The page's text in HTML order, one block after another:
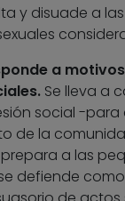
y disuade a
a
Se lleva a
social -
de la
a las
defiende